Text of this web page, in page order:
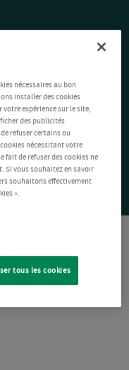
nécessaires au bon
installer des cookies
expérience sur le site,
des publicités
refuser certains ou
nécessitant votre
de refuser des cookies ne
Si vous souhaitez en savoir
souhaitons effectivement
».
tous les cookies